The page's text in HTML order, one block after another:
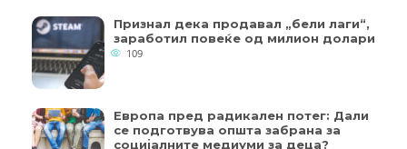
Признал дека продавал „бели лаги“,
заработил повеќе од милион долари
109
Европа пред радикален потег: Дали
се подготвува општа забрана за
социјалните медиуми за деца?